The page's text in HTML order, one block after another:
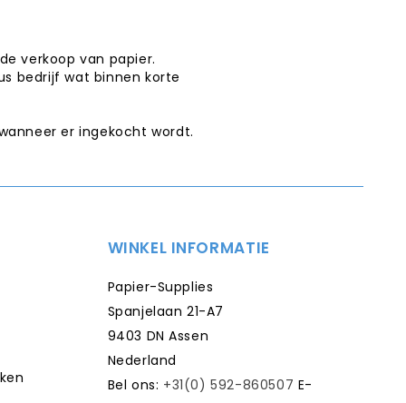
verkoop van papier.
bedrijf wat binnen korte
er ingekocht wordt.
WINKEL INFORMATIE
Papier-Supplies
Spanjelaan 21-A7
9403 DN Assen
Nederland
Bel ons: +31(0) 592-860507 E-